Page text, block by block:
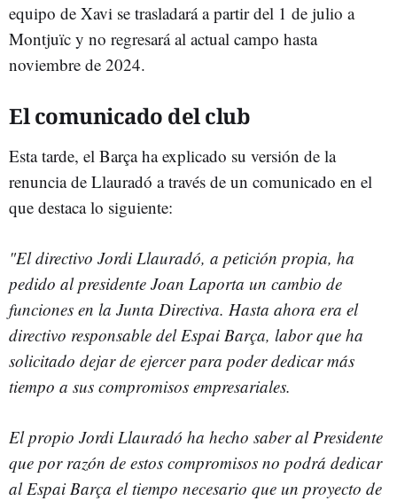
equipo de Xavi se trasladará a partir del 1 de julio a
Montjuïc y no regresará al actual campo hasta
noviembre de 2024.
El comunicado del club
Esta tarde, el Barça ha explicado su versión de la
renuncia de Llauradó a través de un comunicado en el
que destaca lo siguiente:
"El directivo Jordi Llauradó, a petición propia, ha
pedido al presidente Joan Laporta un cambio de
funciones en la Junta Directiva. Hasta ahora era el
directivo responsable del Espai Barça, labor que ha
solicitado dejar de ejercer para poder dedicar más
tiempo a sus compromisos empresariales.
El propio Jordi Llauradó ha hecho saber al Presidente
que por razón de estos compromisos no podrá dedicar
al Espai Barça el tiempo necesario que un proyecto de